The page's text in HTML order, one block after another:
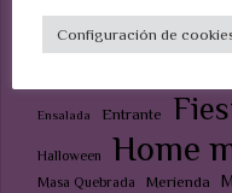
Aceite Aperitivo
Ensalada Entrante
Halloween Home
Masa Quebrada Merienda
Configuración de